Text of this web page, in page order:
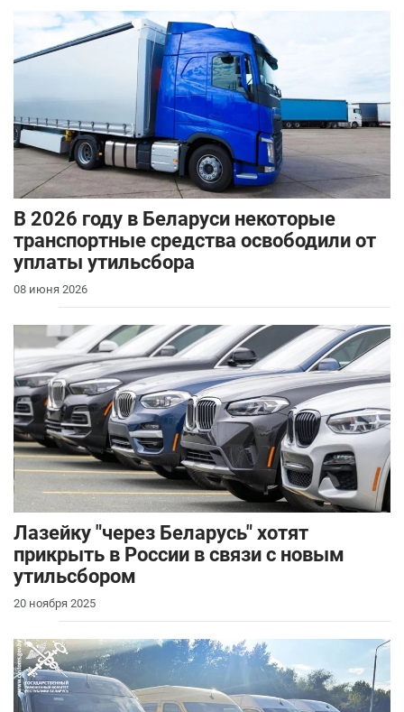
В 2026 году в Беларуси некоторые
транспортные средства освободили от
уплаты утильсбора
08 июня 2026
Лазейку "через Беларусь" хотят
прикрыть в России в связи с новым
утильсбором
20 ноября 2025